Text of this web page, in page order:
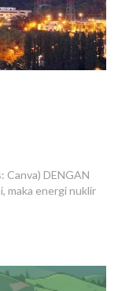
Canva) DENGAN
maka energi nuklir